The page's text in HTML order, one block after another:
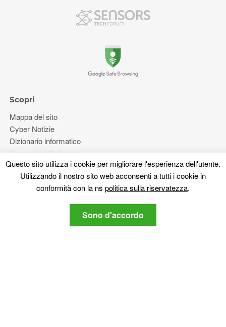
Questo sito utilizza i cookie per migliorare l'esperienza dell'utente.
Utilizzando il nostro sito web acconsenti a tutti i cookie in
conformità con la ns politica sulla riservatezza.
Sono d'accordo
Scopri
Mappa del sito
Cyber ​​Notizie
Dizionario informatico
Recensioni Software
Video
Forum